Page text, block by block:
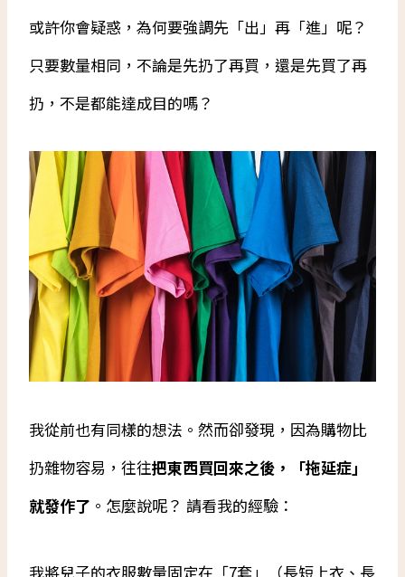
或許你會疑惑，為何要強調先「出」再「進」呢？
只要數量相同，不論是先扔了再買，還是先買了再
扔，不是都能達成目的嗎？
我從前也有同樣的想法。然而卻發現，因為購物比
扔雜物容易，往往把東西買回來之後，「拖延症」
就發作了 。怎麼說呢？ 請看我的經驗：
我將兒子的衣服數量固定在「7套」（長短上衣、長